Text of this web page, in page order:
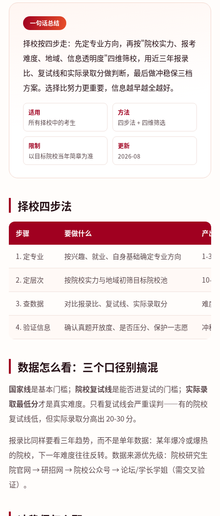
一句话总结
择校按四步走：先定专业方向，再按"院校实力、报考
难度、地域、信息透明度"四维筛校，用近三年报录
比、复试线和实际录取分做判断，最后做冲稳保三档
方案。选择比努力更重要，信息越早越全越好。
适用
所有择校中的考生
方法
四步法 + 四维筛选
限制
以目标院校当年简章为准
更新
2026-08
择校四步法
步骤 要做什么 产出
1. 定专业 按兴趣、就业、自身基础确定专业方向 1-3
2. 定层次 按院校实力与地域初筛目标院校池 10-
3. 查数据 对比报录比、复试线、实际录取分 难度
4. 验证信息 确认真题开放度、是否压分、保护一志愿 冲稳
数据怎么看：三个口径别搞混
国家线是基本门槛； 院校复试线是能否进复试的门槛； 实际录
取最低分才是真实难度。只看复试线会严重误判——有的院校
复试线低，但实际录取分高出 20-30 分。
报录比同样要看三年趋势，而不是单年数据：某年爆冷或爆热
的院校，下一年难度往往反转。数据来源优先级：院校研究生
院官网 → 研招网 → 院校公众号 → 论坛/学长学姐（需交叉验
证）。